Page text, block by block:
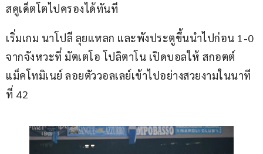
สคูเด็ตโตไปครองได้ทันที
เริ่มเกม นาโปลี ลุยแหลก และพังประตูขึ้นนำไปก่อน 1-0
จากจังหวะที่ มัตเตโอ โปลิตาโน เปิดบอลให้ สกอตต์
แม็คโทมิเนย์ ลอยตัววอลเลย์เข้าไปอย่างสวยงามในนาที
ที่ 42